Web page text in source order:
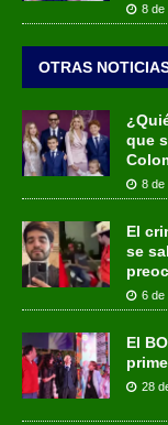
8 de
OTRAS
que
8 de
El
se
6 de
El
28